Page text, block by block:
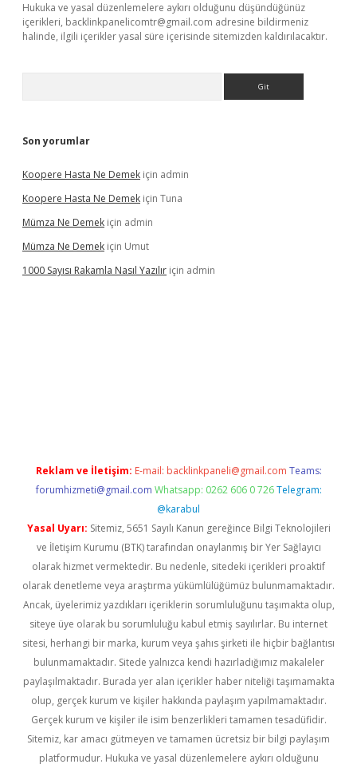
Hukuka ve yasal düzenlemelere aykırı olduğunu düşündüğünüz
içerikleri, backlinkpanelicomtr@gmail.com adresine bildirmeniz
halinde, ilgili içerikler yasal süre içerisinde sitemizden kaldırılacaktır.
Son yorumlar
Koopere Hasta Ne Demek için admin
Koopere Hasta Ne Demek için Tuna
Mümza Ne Demek için admin
Mümza Ne Demek için Umut
1000 Sayısı Rakamla Nasıl Yazılır için admin
Reklam ve İletişim: E-mail: backlinkpaneli@gmail.com Teams:
forumhizmeti@gmail.com Whatsapp: 0262 606 0 726 Telegram:
@karabul
Yasal Uyarı: Sitemiz, 5651 Sayılı Kanun gereğince Bilgi Teknolojileri
ve İletişim Kurumu (BTK) tarafından onaylanmış bir Yer Sağlayıcı
olarak hizmet vermektedir. Bu nedenle, sitedeki içerikleri proaktif
olarak denetleme veya araştırma yükümlülüğümüz bulunmamaktadır.
Ancak, üyelerimiz yazdıkları içeriklerin sorumluluğunu taşımakta olup,
siteye üye olarak bu sorumluluğu kabul etmiş sayılırlar. Bu internet
sitesi, herhangi bir marka, kurum veya şahıs şirketi ile hiçbir bağlantısı
bulunmamaktadır. Sitede yalnızca kendi hazırladığımız makaleler
paylaşılmaktadır. Burada yer alan içerikler haber niteliği taşımamakta
olup, gerçek kurum ve kişiler hakkında paylaşım yapılmamaktadır.
Gerçek kurum ve kişiler ile isim benzerlikleri tamamen tesadüfidir.
Sitemiz, kar amacı gütmeyen ve tamamen ücretsiz bir bilgi paylaşım
platformudur. Hukuka ve yasal düzenlemelere aykırı olduğunu